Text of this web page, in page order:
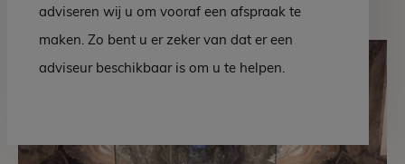
adviseren wij u om vooraf een afspraak te
maken. Zo bent u er zeker van dat er een
adviseur beschikbaar is om u te helpen.